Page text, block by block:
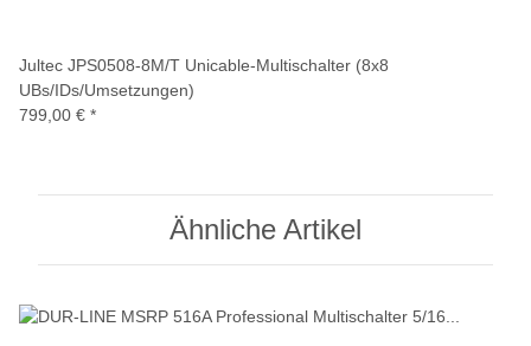
Jultec JPS0508-8M/T Unicable-Multischalter (8x8
UBs/IDs/Umsetzungen)
799,00 € *
Ähnliche Artikel